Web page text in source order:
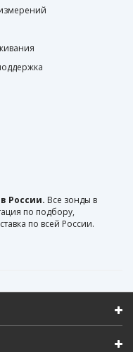
России. Все зонды в
по подбору,
по всей России.